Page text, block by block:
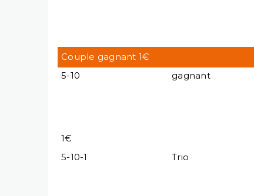
Couple gagnant 1€
5-10
gagnant
1€
5-10-1
Trio